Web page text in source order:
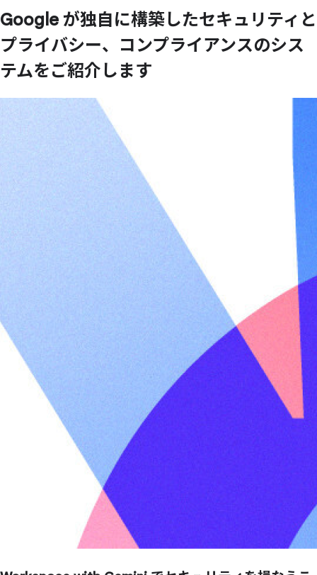
Google が独自に構築したセキュリティと
プライバシー、 コンプライアンスのシス
テムをご紹介します